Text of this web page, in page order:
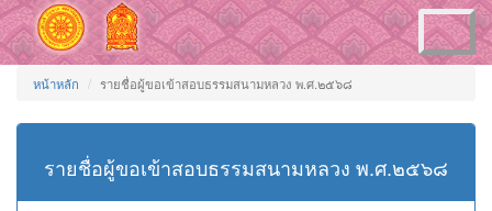
Toggle
navigation
หน้าหลัก รายชื่อผู้ขอเข้าสอบธรรมสนามหลวง พ.ศ.๒๕๖๘
รายชื่อผู้ขอเข้าสอบธรรมสนามหลวง พ.ศ.๒๕๖๘